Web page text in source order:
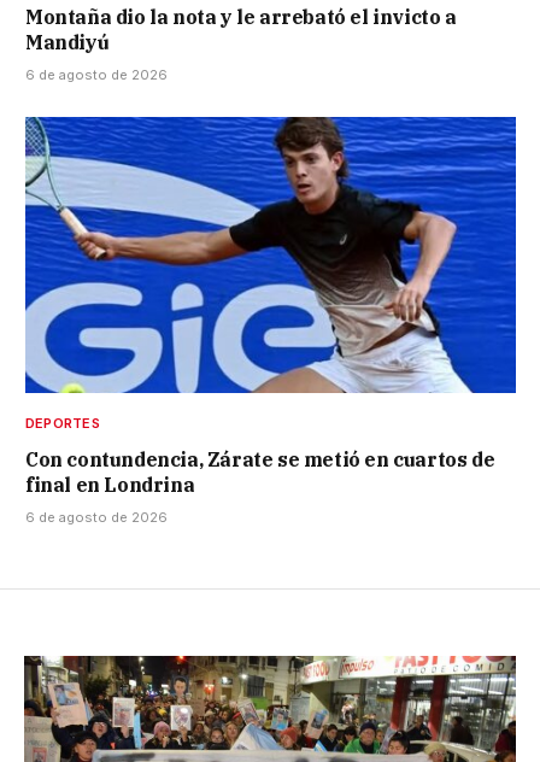
Montaña dio la nota y le arrebató el invicto a
Mandiyú
6 de agosto de 2026
DEPORTES
Con contundencia, Zárate se metió en cuartos de
final en Londrina
6 de agosto de 2026